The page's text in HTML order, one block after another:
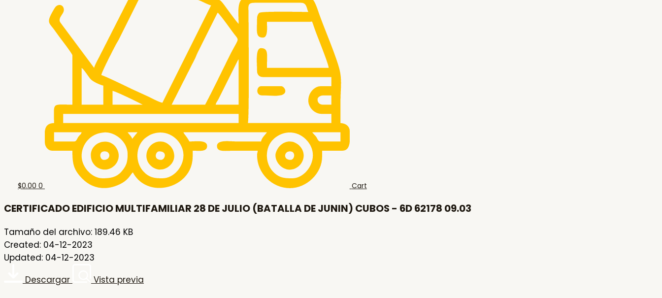
$0.00 0 Cart
CERTIFICADO EDIFICIO MULTIFAMILIAR 28 DE JULIO (BATALLA DE JUNIN) CUBOS - 6D 62178 09.03
Tamaño del archivo: 189.46 KB
Created: 04-12-2023
Updated: 04-12-2023
Descargar
Vista previa